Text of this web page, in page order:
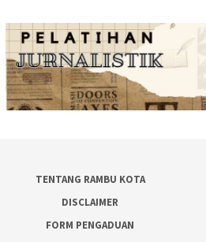
TENTANG RAMBU KOTA
DISCLAIMER
FORM PENGADUAN